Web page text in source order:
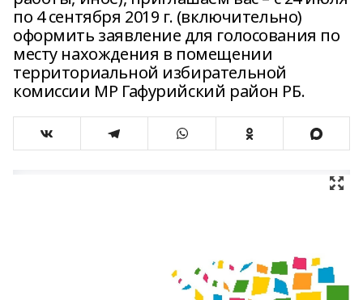
по 4 сентября 2019 г. (включительно)
оформить заявление для голосования по
месту нахождения в помещении
территориальной избирательной
комиссии МР Гафурийский район РБ.